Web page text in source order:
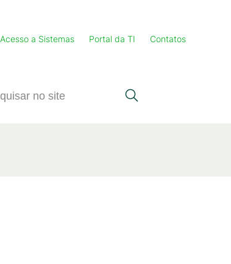
Acesso a Sistemas Portal da TI Contatos